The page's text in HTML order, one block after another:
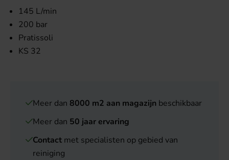
145 L/min
200 bar
Pratissoli
KS 32
Meer dan 8000 m2 aan magazijn beschikbaar
Meer dan 50 jaar ervaring
Contact met specialisten op gebied van
reiniging